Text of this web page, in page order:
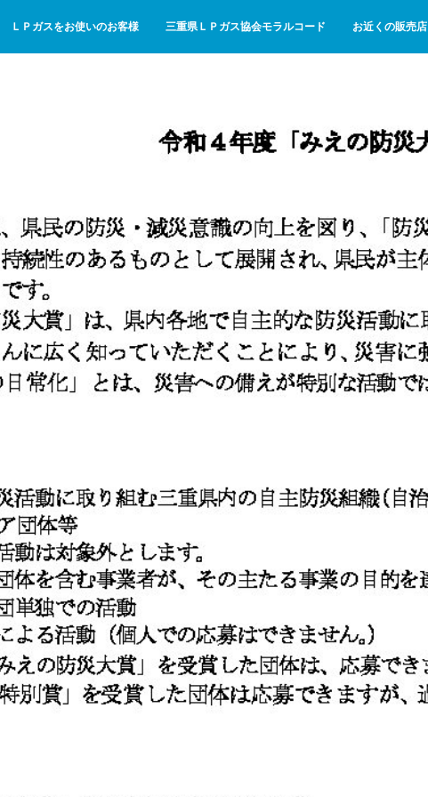
ＬＰガスをお使いのお客様 三重県ＬＰガス協会モラルコード お近くの販売店